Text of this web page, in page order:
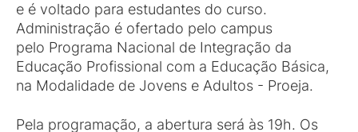
e é voltado para estudantes do curso.
Administração é ofertado pelo campus
pelo Programa Nacional de Integração da
Educação Profissional com a Educação Básica,
na Modalidade de Jovens e Adultos - Proeja.
Pela programação, a abertura será às 19h. Os